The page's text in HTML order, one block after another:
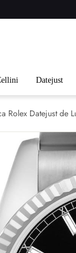
Datejust
Rolex Datejust de